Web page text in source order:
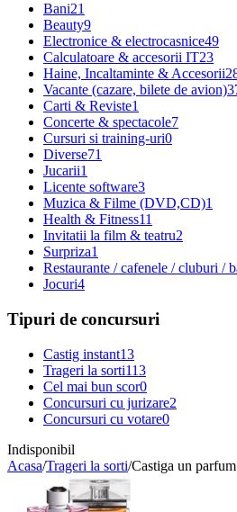
Bani21
Beauty9
Electronice & electrocasnice49
Calculatoare & accesorii IT23
Haine, Incaltaminte & Accesorii
Vacante (cazare, bilete de avion)
Carti & Reviste1
Concerte & spectacole7
Cursuri si training-uri0
Diverse71
Jucarii1
Licente software3
Muzica & Filme (DVD,CD)1
Health & Fitness11
Invitatii la film & teatru2
Surpriza1
Restaurante / cafenele / cluburi /
Jocuri4
Tipuri de concursuri
Castig instant13
Trageri la sorti113
Cel mai bun scor0
Concursuri cu jurizare2
Concursuri cu votare0
Indisponibil
Acasa/Trageri la sorti/Castiga un